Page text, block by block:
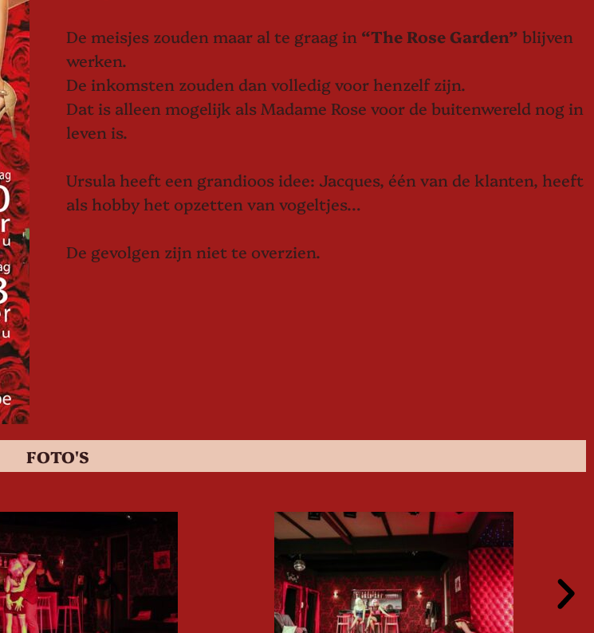
De meisjes zouden maar al te graag in “The Rose Garden” blijven
werken.
De inkomsten zouden dan volledig voor henzelf zijn.
Dat is alleen mogelijk als Madame Rose voor de buitenwereld nog in
leven is.
Ursula heeft een grandioos idee: Jacques, één van de klanten, heeft
als hobby het opzetten van vogeltjes…
De gevolgen zijn niet te overzien.
FOTO'S